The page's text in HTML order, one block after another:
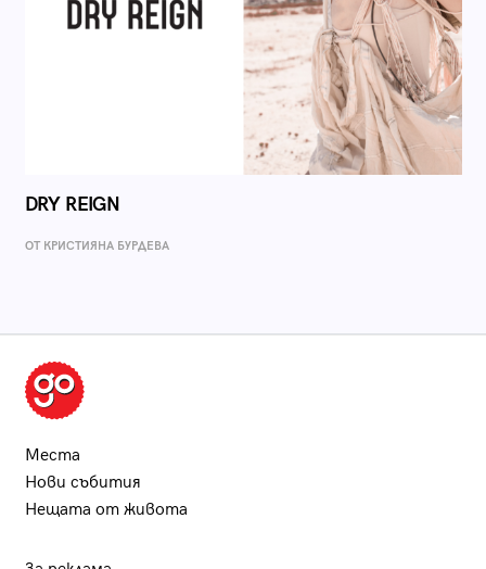
DRY REIGN
ОТ КРИСТИЯНА БУРДЕВА
Места
Нови събития
Нещата от живота